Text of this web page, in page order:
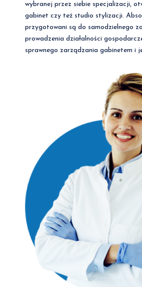
wybranej przez siebie specjalizacji,
gabinet czy też studio stylizacji.
przygotowani są do samodzielnego
prowadzenia działalności
sprawnego zarządzania gabinetem i